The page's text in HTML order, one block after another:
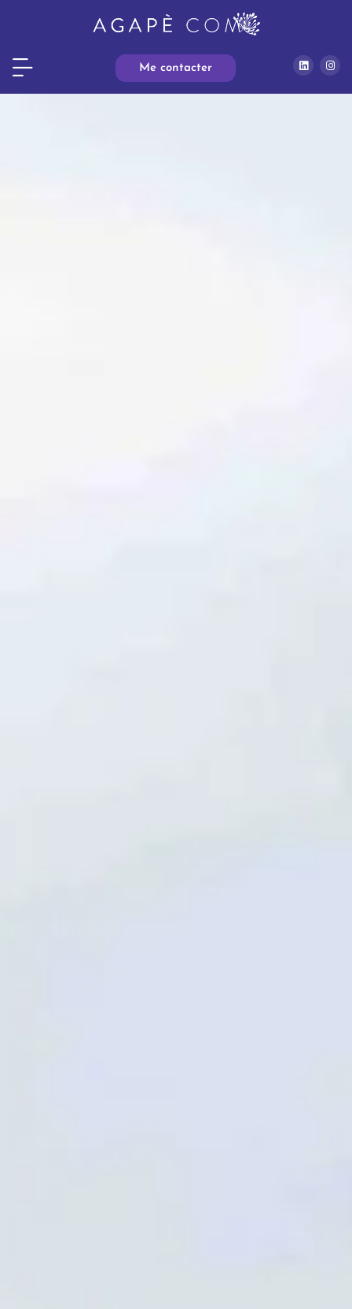
Me contacter